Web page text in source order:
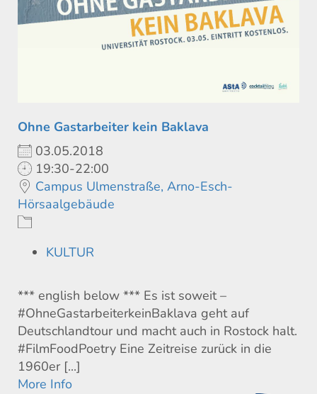
Ohne Gastarbeiter kein Baklava
03.05.2018
19:30-22:00
Campus Ulmenstraße, Arno-Esch-
Hörsaalgebäude
KULTUR
*** english below *** Es ist soweit –
#OhneGastarbeiterkeinBaklava geht auf
Deutschlandtour und macht auch in Rostock halt.
#FilmFoodPoetry Eine Zeitreise zurück in die
1960er [...]
More Info